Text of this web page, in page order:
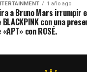
1 año ago
a Bruno Mars irrumpir
BLACKPINK con una
«APT» con ROSÉ.